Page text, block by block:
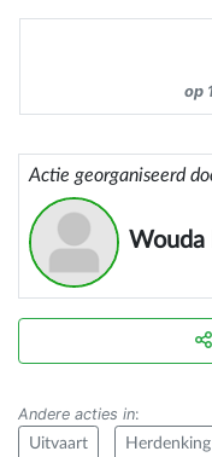
op
Actie georganiseerd
Wouda
Andere acties in:
Uitvaart Herdenking